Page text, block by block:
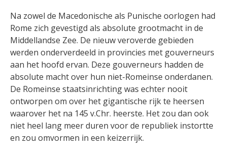
Na zowel de Macedonische als Punische oorlogen had
Rome zich gevestigd als absolute grootmacht in de
Middellandse Zee. De nieuw veroverde gebieden
werden onderverdeeld in provincies met gouverneurs
aan het hoofd ervan. Deze gouverneurs hadden de
absolute macht over hun niet-Romeinse onderdanen.
De Romeinse staatsinrichting was echter nooit
ontworpen om over het gigantische rijk te heersen
waarover het na 145 v.Chr. heerste. Het zou dan ook
niet heel lang meer duren voor de republiek instortte
en zou omvormen in een keizerrijk.